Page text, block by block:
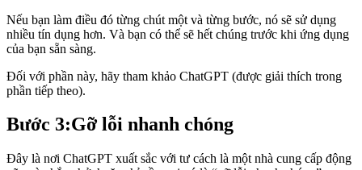
Nếu bạn làm điều đó từng chút một và từng bước, nó sẽ sử dụng
nhiều tín dụng hơn. Và bạn có thể sẽ hết chúng trước khi ứng dụng
của bạn sẵn sàng.
Đối với phần này, hãy tham khảo ChatGPT (được giải thích trong
phần tiếp theo).
Bước 3:Gỡ lỗi nhanh chóng
Đây là nơi ChatGPT xuất sắc với tư cách là một nhà cung cấp động